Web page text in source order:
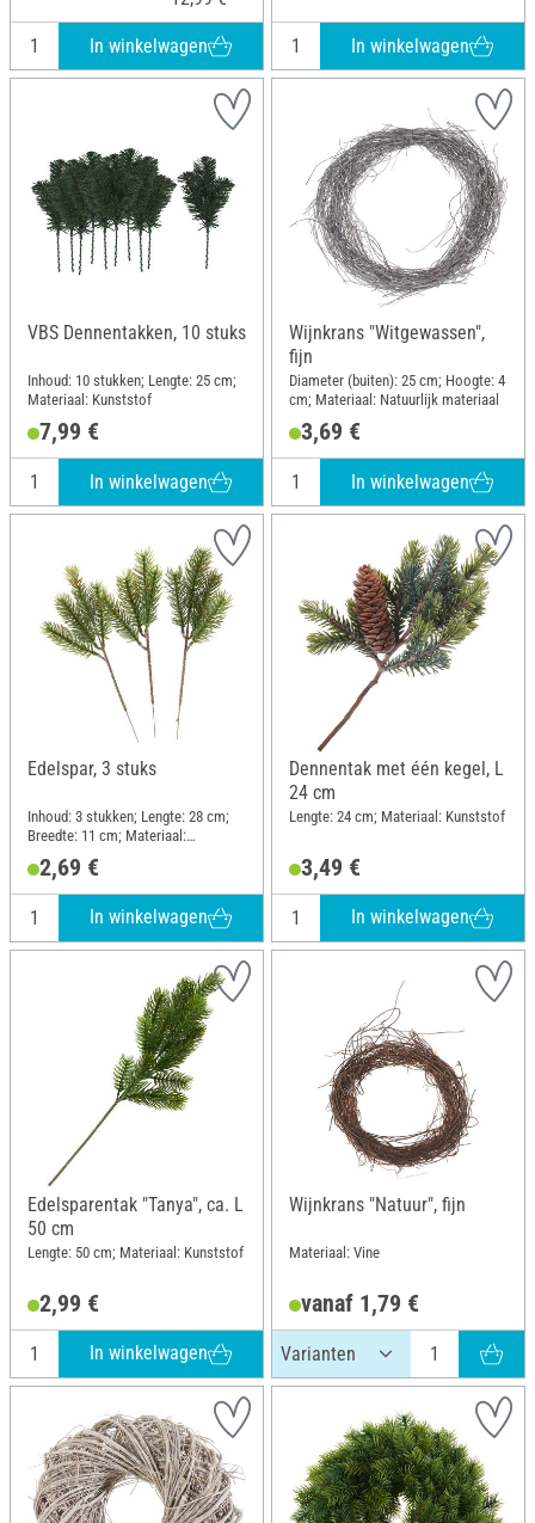
In winkelwagen In winkelwagen
VBS Dennentakken, 10 stuks
Inhoud: 10 stukken; Lengte: 25 cm;
Materiaal: Kunststof
7,99 €
In winkelwagen
Wijnkrans "Witgewassen",
fijn
Diameter (buiten): 25 cm; Hoogte: 4
cm; Materiaal: Natuurlijk materiaal
3,69 €
In winkelwagen
Edelspar, 3 stuks
Inhoud: 3 stukken; Lengte: 28 cm;
Breedte: 11 cm; Materiaal:
2,69 €
In winkelwagen
Dennentak met één kegel, L
24 cm
Lengte: 24 cm; Materiaal: Kunststof
3,49 €
In winkelwagen
Edelsparentak "Tanya", ca. L
50 cm
Lengte: 50 cm; Materiaal: Kunststof
2,99 €
In winkelwagen
Wijnkrans "Natuur", fijn
Materiaal: Vine
vanaf 1,79 €